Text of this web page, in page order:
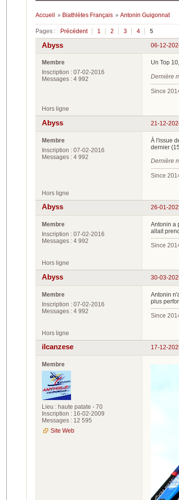
Accueil » Biathlètes Français » Antonin Guigonnat
Pages : Précédent 1 2 3 4 5
06-12-
Abyss
Membre
Inscription : 07-02-2016
Messages : 4 992
Un Top
Dernière
Since
Hors ligne
21-12-
Abyss
Membre
Inscription : 07-02-2016
Messages : 4 992
À l'issue
dernier
Dernière
Since
Hors ligne
26-01-
Abyss
Membre
Inscription : 07-02-2016
Messages : 4 992
Antonin a
allait
Since
Hors ligne
30-03-
Abyss
Membre
Inscription : 07-02-2016
Messages : 4 992
Antonin
plus
Since
Hors ligne
17-12-
ilcanzese
Membre
Lieu : haute patate - 70
Inscription : 16-02-2009
Messages : 12 595
Site Web